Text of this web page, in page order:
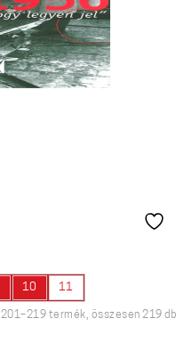
10 11
201–219 termék, összesen 219 db